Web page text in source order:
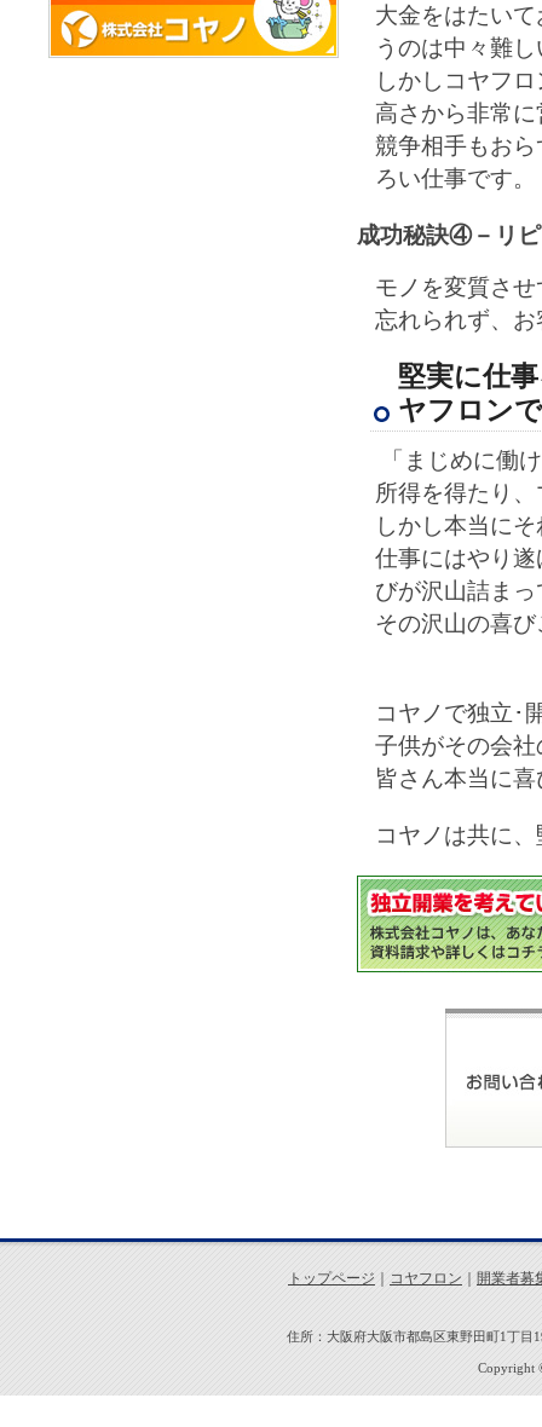
大金をはたい
うのは中々難
しかしコヤフ
高さから非常
競争相手もお
ろい仕事です。
成功秘訣④－リ
モノを変質さ
忘れられず、
堅実に仕
ヤフロン
「まじめに働
所得を得たり
しかし本当に
仕事にはやり
びが沢山詰ま
その沢山の喜
コヤノで独立･
子供がその会
皆さん本当に
コヤノは共に
トップページ ｜ コヤフロン ｜ 開業者募
住所：大阪府大阪市都島区東野田町1丁
Copyright